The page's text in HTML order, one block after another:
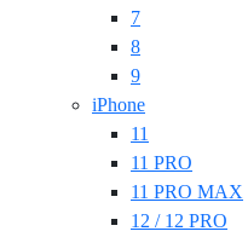
7
8
9
iPhone
11
11 PRO
11 PRO MAX
12 / 12 PRO